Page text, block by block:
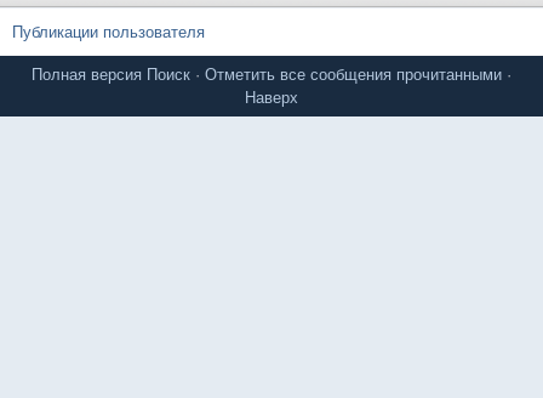
Публикации пользователя
Полная версия Поиск · Отметить все сообщения прочитанными ·
Наверх